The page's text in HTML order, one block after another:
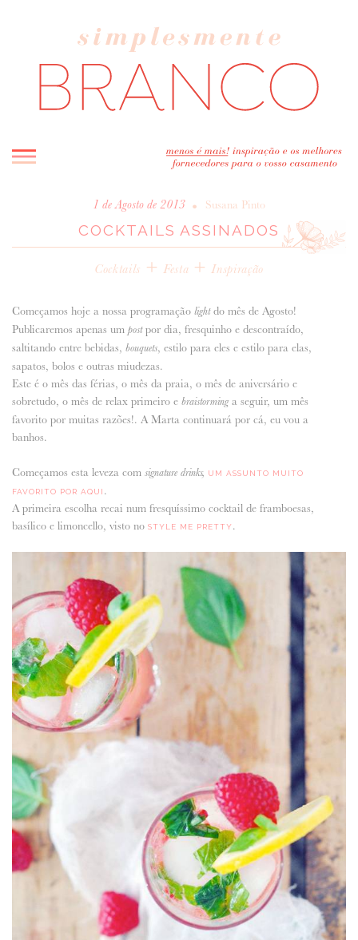
INICIO
BLOG
CASAVA-ME AQUI!
FORNECEDORES RECOMENDADOS
ANUNCIE CONNOSCO
1 de Agosto de 2013 • Susana Pinto
COCKTAILS ASSINADOS
Cocktails + Festa +Inspiração
Começamos hoje a nossa programação lightdo mês de Agosto!
Publicaremos apenas um postpor dia, fresquinho e descontraído,
saltitando entre bebidas, bouquets, estilo para eles e estilo para elas,
sapatos, bolos e outras miudezas.
Este é o mês das férias, o mês da praia, o mês de aniversário e
sobretudo, o mês de relax primeiro e braistorminga seguir, um mês
favorito por muitas razões!. A Marta continuará por cá, eu vou a
banhos.
Começamos esta leveza com signature drinks, UM ASSUNTO MUITO
FAVORITO POR AQUI .
A primeira escolha recai num fresquíssimo cocktail de framboesas,
basílico e limoncello, visto no STYLE ME PRETTY.